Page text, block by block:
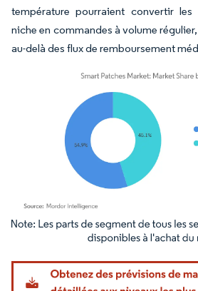
température pourraient convertir
niche en commandes à volume
au-delà des flux de remboursement
Image © Mordor Intelligence. La réutilisation